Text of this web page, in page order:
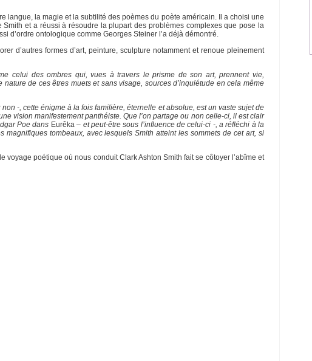
langue, la magie et la subtilité des poèmes du poète américain. Il a choisi une
et a réussi à résoudre la plupart des problèmes complexes que pose la
d’ordre ontologique comme Georges Steiner l’a déjà démontré.
d’autres formes d’art, peinture, sculpture notamment et renoue pleinement
celui des ombres qui, vues à travers le prisme de son art, prennent vie,
de ces êtres muets et sans visage, sources d’inquiétude en cela même
-, cette énigme à la fois familière, éternelle et absolue, est un vaste sujet de
vision manifestement panthéiste. Que l’on partage ou non celle-ci, il est clair
Poe dans Eurêka– et peut-être sous l’influence de celui-ci -, a réfléchi à la
tombeaux, avec lesquels Smith atteint les sommets de cet art, si
voyage poétique où nous conduit Clark Ashton Smith fait se côtoyer l’abîme et